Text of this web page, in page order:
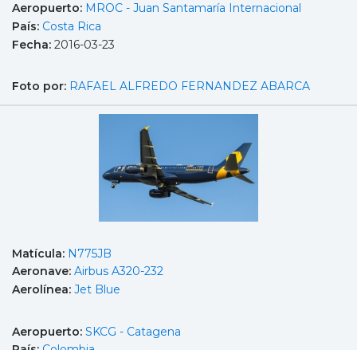
Aeropuerto: MROC - Juan Santamaría Internacional
País: Costa Rica
Fecha: 2016-03-23
Foto por: RAFAEL ALFREDO FERNANDEZ ABARCA
Matícula: N775JB
Aeronave: Airbus A320-232
Aerolínea: Jet Blue
Aeropuerto: SKCG - Catagena